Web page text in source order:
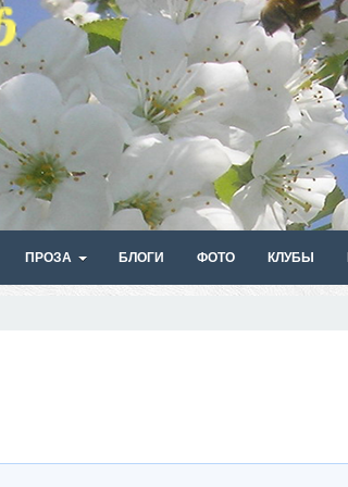
ПРОЗА БЛОГИ ФОТО КЛУБЫ